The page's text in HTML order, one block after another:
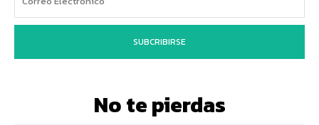
SUBCRIBIRSE
No te pierdas